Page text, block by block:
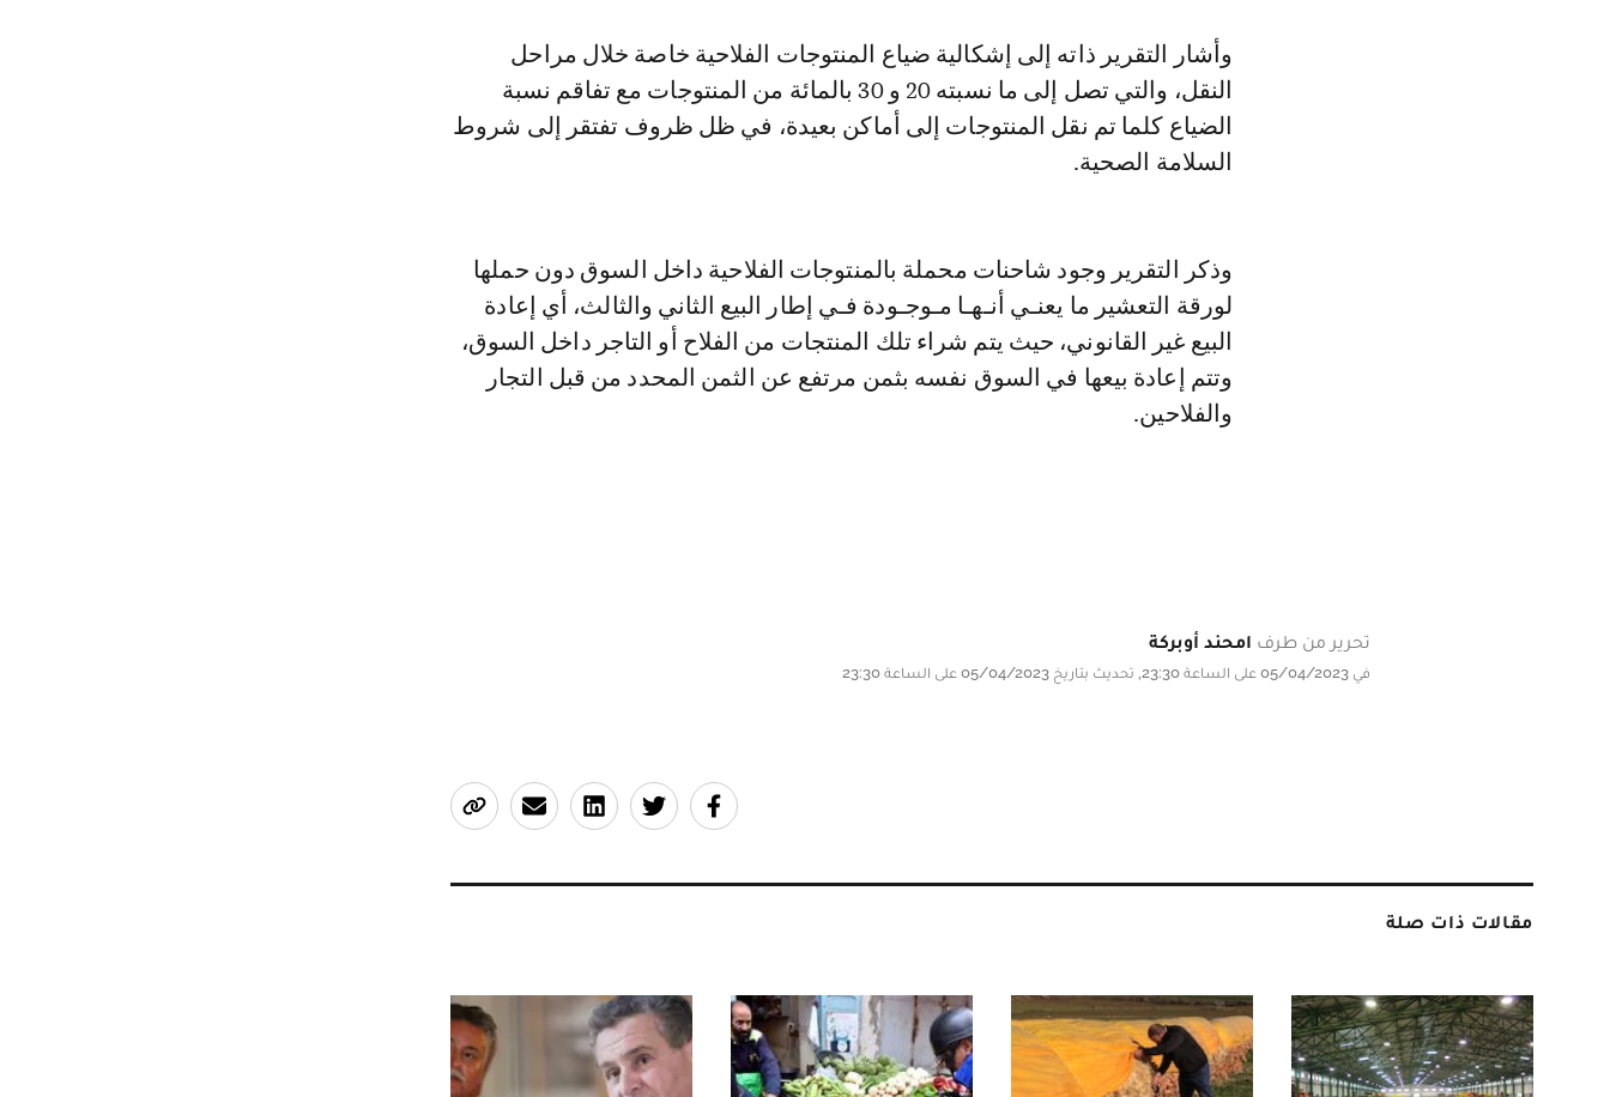
وأشار التقرير ذاته إلى إشكالية ضياع المنتوجات الفلاحية خاصة خلال مراحل
النقل، والتي تصل إلى ما نسبته 20 و 30 بالمائة من المنتوجات مع تفاقم نسبة
الضياع كلما تم نقل المنتوجات إلى أماكن بعيدة، في ظل ظروف تفتقر إلى شروط
السلامة الصحية.
وذكر التقرير وجود شاحنات محملة بالمنتوجات الفلاحية داخل السوق دون حملها
لورقة التعشير ما يعنـي أنـهـا مـوجـودة فـي إطار البيع الثاني والثالث، أي إعادة
البيع غير القانوني، حيث يتم شراء تلك المنتجات من الفلاح أو التاجر داخل السوق،
وتتم إعادة بيعها في السوق نفسه بثمن مرتفع عن الثمن المحدد من قبل التجار
والفلاحين.
تحرير من طرف امحند أوبركة
في 05/04/2023 على الساعة 23:30, تحديث بتاريخ 05/04/2023 على الساعة 23:30
مقالات ذات صلة